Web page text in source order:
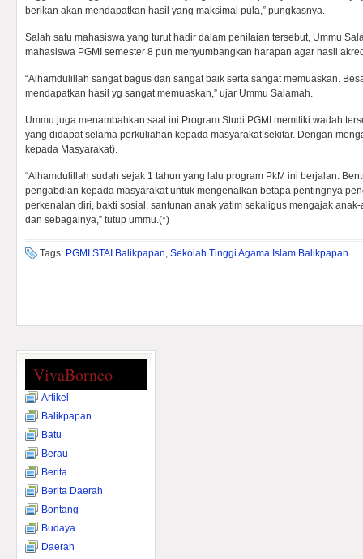
berikan akan mendapatkan hasil yang maksimal pula,” pungkasnya.
Salah satu mahasiswa yang turut hadir dalam penilaian tersebut, Ummu
mahasiswa PGMI semester 8 pun menyumbangkan harapan agar hasil
“Alhamdulillah sangat bagus dan sangat baik serta sangat memuaskan.
mendapatkan hasil yg sangat memuaskan,” ujar Ummu Salamah.
Ummu juga menambahkan saat ini Program Studi PGMI memiliki wadah
yang didapat selama perkuliahan kepada masyarakat sekitar. Dengan
kepada Masyarakat).
“Alhamdulillah sudah sejak 1 tahun yang lalu program PkM ini berjalan.
pengabdian kepada masyarakat untuk mengenalkan betapa pentingnya
perkenalan diri, bakti sosial, santunan anak yatim sekaligus mengajak
dan sebagainya,” tutup ummu.(*)
Tags: PGMI STAI Balikpapan, Sekolah Tinggi Agama Islam Balikpapan
VivaBorneo
Artikel
Balikpapan
Batu
Berau
Berita
Berita Daerah
Bontang
Budaya
Daerah